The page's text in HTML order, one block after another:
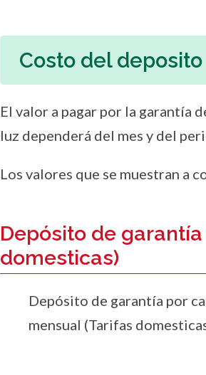
Costo del
El valor a pagar por la garantía
luz dependerá del mes y del
Los valores que se muestran a
Depósito de garantía
domesticas)
Depósito de garantía por
mensual (Tarifas